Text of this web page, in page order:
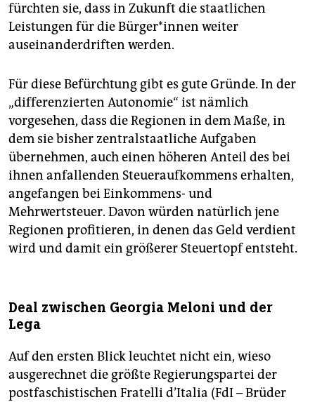
fürchten sie, dass in Zukunft die staatlichen
Leistungen für die Bür­ge­r*in­nen weiter
auseinanderdriften werden.
Für diese Befürchtung gibt es gute Gründe. In der
„differenzierten Autonomie“ ist nämlich
vorgesehen, dass die Regionen in dem Maße, in
dem sie bisher zentralstaatliche Aufgaben
übernehmen, auch einen höheren Anteil des bei
ihnen anfallenden Steueraufkommens erhalten,
angefangen bei Einkommens- und
Mehrwertsteuer. Davon würden natürlich jene
Regionen profitieren, in denen das Geld verdient
wird und damit ein größerer Steuertopf entsteht.
Deal zwischen Georgia Meloni und der
Lega
Auf den ersten Blick leuchtet nicht ein, wieso
ausgerechnet die größte Regierungspartei der
postfaschistischen Fratelli d’Italia (FdI – Brüder